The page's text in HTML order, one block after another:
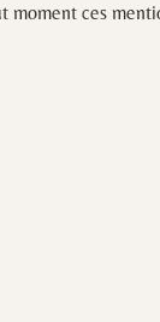
ces